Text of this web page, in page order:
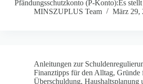
Pfändungsschutzkonto (P-Konto):Es
MINSZUPLUS Team
März 29,
Anleitungen zur
Finanztipps für den Alltag, Gründe
Überschuldung, Haushaltsplanung